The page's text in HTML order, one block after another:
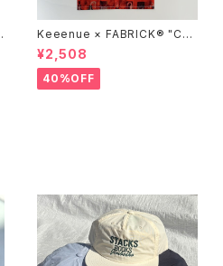
Keeenue × FABRICK®︎ "CO
MPACT SHOPPING BAG" st
acks Exclusive model
¥2,508
40%OFF